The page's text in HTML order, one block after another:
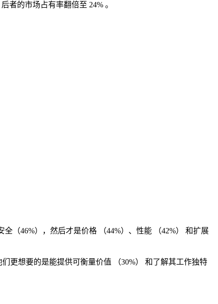
的市场占有率翻倍至 24% 。
46%），然后才是价格 （44%）、性能 （42%） 和扩展
想要的是能提供可衡量价值 （30%） 和了解其工作独特